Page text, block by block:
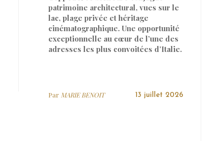
patrimoine architectural, vues sur le
lac, plage privée et héritage
cinématographique. Une opportunité
exceptionnelle au cœur de l’une des
adresses les plus convoitées d’Italie.
Par MARIE BENOIT 13 juillet 2026